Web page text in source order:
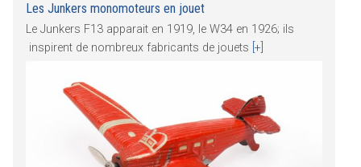
Les Junkers monomoteurs en jouet
Le Junkers F13 apparait en 1919, le W34 en 1926; ils
inspirent de nombreux fabricants de jouets [+]